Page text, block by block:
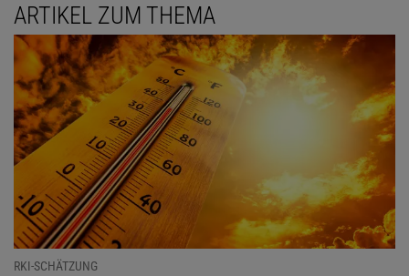
ARTIKEL ZUM THEMA
RKI-SCHÄTZUNG